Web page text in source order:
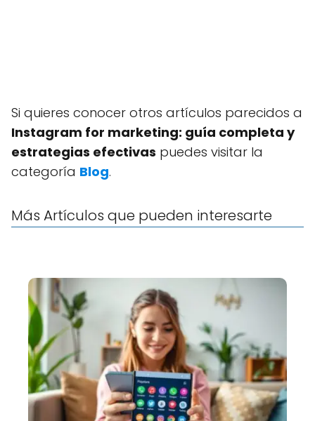
Si quieres conocer otros artículos parecidos a
Instagram for marketing: guía completa y
estrategias efectivas puedes visitar la
categoría Blog.
Más Artículos que pueden interesarte